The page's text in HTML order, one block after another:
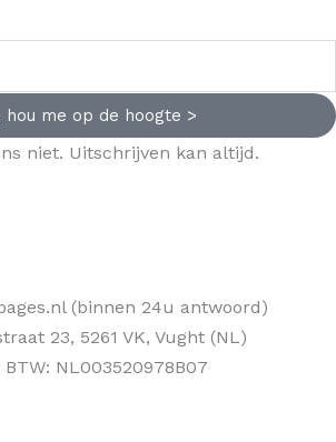
hou me op de hoogte >
niet. Uitschrijven kan altijd.
(binnen 24u antwoord)
23, 5261 VK, Vught (NL)
BTW: NL003520978B07